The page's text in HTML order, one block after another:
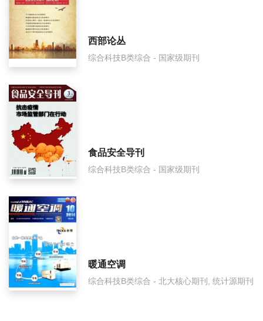
西部论丛
综合科技B类综合 - 国家级期刊
食品安全导刊
综合科技B类综合 - 国家级期刊
暖通空调
综合科技B类综合 - 北大核心期刊, 统计源期刊